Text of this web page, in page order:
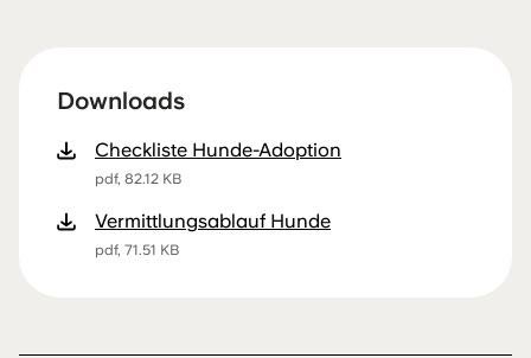
Downloads
Checkliste Hunde-Adoption
pdf, 82.12 KB
Vermittlungsablauf Hunde
pdf, 71.51 KB